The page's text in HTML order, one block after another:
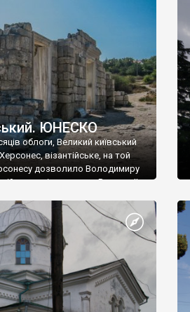
викрадені з фондів об’єкту
«Херсонеса Таврійського».
Візантії», але експерти та
лише […]
ЮНЕСКО
облоги, Великий київський
візантійське, на той
дозволило Володимиру
імператору Василю ІІ,
став Василем-
Хрещення Русі. На честь
місто […]